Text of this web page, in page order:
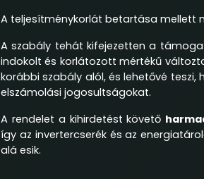
A teljesítménykorlát betartása mellett
A szabály tehát kifejezetten a
indokolt és korlátozott mértékű
korábbi szabály alól, és lehetővé
elszámolási jogosultságokat.
A rendelet a kihirdetést követő
így az invertercserék és az
alá esik.